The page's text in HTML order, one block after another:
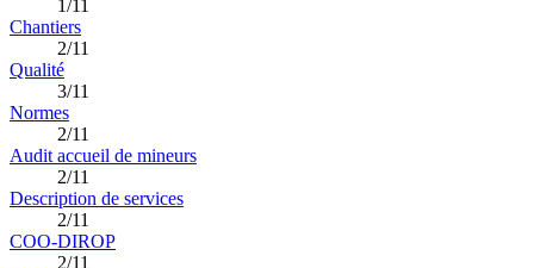
1/11
Chantiers
2/11
Qualité
3/11
Normes
2/11
Audit accueil de mineurs
2/11
Description de services
2/11
COO-DIROP
2/11